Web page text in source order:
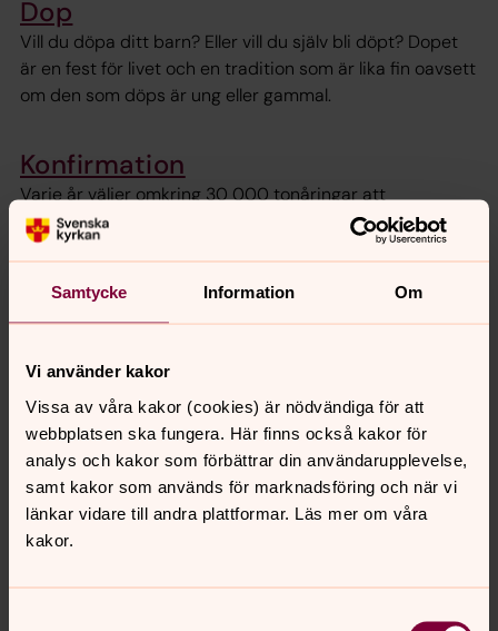
Samtycke Information Om
Vi använder kakor
Vissa av våra kakor (cookies) är nödvändiga för att
webbplatsen ska fungera. Här finns också kakor för
analys och kakor som förbättrar din användarupplevelse,
samt kakor som används för marknadsföring och när vi
länkar vidare till andra plattformar. Läs mer om våra
kakor.
Dop
Vill du döpa ditt barn? Eller vill du själv bli döpt? Dopet
är en fest för livet och en tradition som är lika fin oavsett
om den som döps är ung eller gammal.
Konfirmation
Varje år väljer omkring 30 000 tonåringar att
konfirmeras i Svenska kyrkan. Konfirmation handlar om
Gud, livet och det du tycker är viktigt.
Bröllop
ett välsignat bröllop. Vi berättar om vigselgudstjänsten
och hur ni bokar präst och kyrka. Och lite tips om annat
att tänka på också.
Begravning
När en människa som står dig nära dör behöver du ta
hand om dig och få tid att sörja. Men kanske är det inte